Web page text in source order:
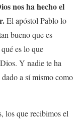
nos ha hecho el
El apóstol Pablo lo
bueno que es
es lo que
Y nadie te ha
a sí mismo como
los que recibimos el